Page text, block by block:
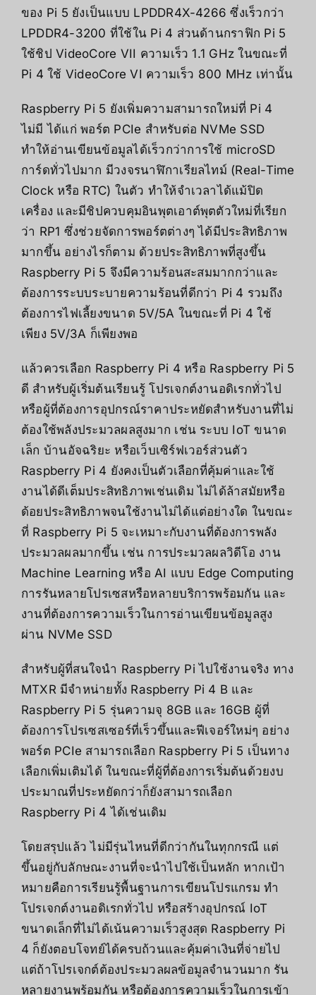
ของ Pi 5 ยังเป็นแบบ LPDDR4X-4266 ซึ่งเร็วกว่า
LPDDR4-3200 ที่ใช้ใน Pi 4 ส่วนด้านกราฟิก Pi 5
ใช้ชิป VideoCore VII ความเร็ว 1.1 GHz ในขณะที่
Pi 4 ใช้ VideoCore VI ความเร็ว 800 MHz เท่านั้น
Raspberry Pi 5 ยังเพิ่มความสามารถใหม่ที่ Pi 4
ไม่มี ได้แก่ พอร์ต PCIe สำหรับต่อ NVMe SSD
ทำให้อ่านเขียนข้อมูลได้เร็วกว่าการใช้ microSD
การ์ดทั่วไปมาก มีวงจรนาฬิกาเรียลไทม์ (Real-Time
Clock หรือ RTC) ในตัว ทำให้จำเวลาได้แม้ปิด
เครื่อง และมีชิปควบคุมอินพุตเอาต์พุตตัวใหม่ที่เรียก
ว่า RP1 ซึ่งช่วยจัดการพอร์ตต่างๆ ได้มีประสิทธิภาพ
มากขึ้น อย่างไรก็ตาม ด้วยประสิทธิภาพที่สูงขึ้น
Raspberry Pi 5 จึงมีความร้อนสะสมมากกว่าและ
ต้องการระบบระบายความร้อนที่ดีกว่า Pi 4 รวมถึง
ต้องการไฟเลี้ยงขนาด 5V/5A ในขณะที่ Pi 4 ใช้
เพียง 5V/3A ก็เพียงพอ
แล้วควรเลือก Raspberry Pi 4 หรือ Raspberry Pi 5
ดี สำหรับผู้เริ่มต้นเรียนรู้ โปรเจกต์งานอดิเรกทั่วไป
หรือผู้ที่ต้องการอุปกรณ์ราคาประหยัดสำหรับงานที่ไม่
ต้องใช้พลังประมวลผลสูงมาก เช่น ระบบ IoT ขนาด
เล็ก บ้านอัจฉริยะ หรือเว็บเซิร์ฟเวอร์ส่วนตัว
Raspberry Pi 4 ยังคงเป็นตัวเลือกที่คุ้มค่าและใช้
งานได้ดีเต็มประสิทธิภาพเช่นเดิม ไม่ได้ล้าสมัยหรือ
ด้อยประสิทธิภาพจนใช้งานไม่ได้แต่อย่างใด ในขณะ
ที่ Raspberry Pi 5 จะเหมาะกับงานที่ต้องการพลัง
ประมวลผลมากขึ้น เช่น การประมวลผลวิดีโอ งาน
Machine Learning หรือ AI แบบ Edge Computing
การรันหลายโปรเซสหรือหลายบริการพร้อมกัน และ
งานที่ต้องการความเร็วในการอ่านเขียนข้อมูลสูง
ผ่าน NVMe SSD
สำหรับผู้ที่สนใจนำ Raspberry Pi ไปใช้งานจริง ทาง
MTXR มีจำหน่ายทั้ง Raspberry Pi 4 B และ
Raspberry Pi 5 รุ่นความจุ 8GB และ 16GB ผู้ที่
ต้องการโปรเซสเซอร์ที่เร็วขึ้นและฟีเจอร์ใหม่ๆ อย่าง
พอร์ต PCIe สามารถเลือก Raspberry Pi 5 เป็นทาง
เลือกเพิ่มเติมได้ ในขณะที่ผู้ที่ต้องการเริ่มต้นด้วยงบ
ประมาณที่ประหยัดกว่าก็ยังสามารถเลือก
Raspberry Pi 4 ได้เช่นเดิม
โดยสรุปแล้ว ไม่มีรุ่นไหนที่ดีกว่ากันในทุกกรณี แต่
ขึ้นอยู่กับลักษณะงานที่จะนำไปใช้เป็นหลัก หากเป้า
หมายคือการเรียนรู้พื้นฐานการเขียนโปรแกรม ทำ
โปรเจกต์งานอดิเรกทั่วไป หรือสร้างอุปกรณ์ IoT
ขนาดเล็กที่ไม่ได้เน้นความเร็วสูงสุด Raspberry Pi
4 ก็ยังตอบโจทย์ได้ครบถ้วนและคุ้มค่าเงินที่จ่ายไป
แต่ถ้าโปรเจกต์ต้องประมวลผลข้อมูลจำนวนมาก รัน
หลายงานพร้อมกัน หรือต้องการความเร็วในการเข้า